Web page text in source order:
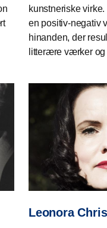
kunstneriske
en positiv-negativ
hinanden, der
litterære værker og
Leonora